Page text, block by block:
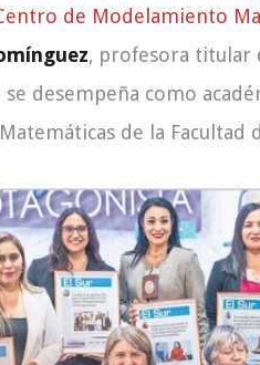
de Modelamiento
, profesora titular
desempeña como
de la Facultad